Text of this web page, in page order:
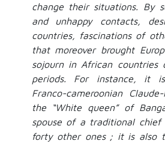
change their situations. By
and unhappy contacts,
countries, fascinations of
that moreover brought
sojourn in African countries
periods. For instance, it
Franco-cameroonian
the “White queen” of
spouse of a traditional
forty other ones ; it is also